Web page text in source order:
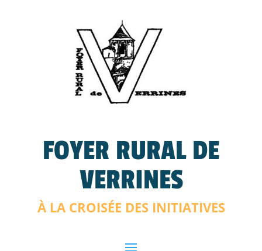
FOYER RURAL DE
VERRINES
À LA CROISÉE DES INITIATIVES